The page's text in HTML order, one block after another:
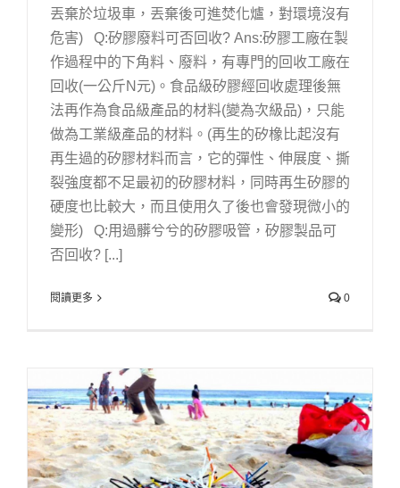
丟棄於垃圾車，丟棄後可進焚化爐，對環境沒有
危害) Q:矽膠廢料可否回收? Ans:矽膠工廠在製
作過程中的下角料、廢料，有專門的回收工廠在
回收(一公斤N元)。食品級矽膠經回收處理後無
法再作為食品級產品的材料(變為次級品)，只能
做為工業級產品的材料。(再生的矽橡比起沒有
再生過的矽膠材料而言，它的彈性、伸展度、撕
裂強度都不足最初的矽膠材料，同時再生矽膠的
硬度也比較大，而且使用久了後也會發現微小的
變形) Q:用過髒兮兮的矽膠吸管，矽膠製品可
否回收? [...]
閱讀更多 0